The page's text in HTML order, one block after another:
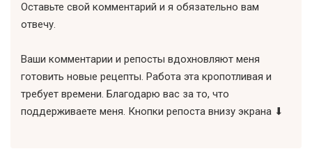
Оставьте свой комментарий и я обязательно вам
отвечу.
Ваши комментарии и репосты вдохновляют меня
готовить новые рецепты. Работа эта кропотливая и
требует времени. Благодарю вас за то, что
поддерживаете меня. Кнопки репоста внизу экрана ⬇